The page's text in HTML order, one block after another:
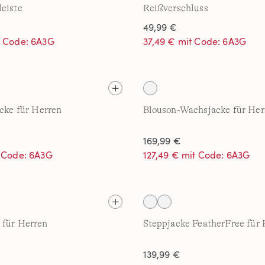
6A3G
Reißverschluss
49,99 €
37,49 € mit Code: 6A3G
für Herren
6A3G
Blouson-Wachsjacke für
169,99 €
127,49 € mit Code: 6A3G
für Herren Steppjacke FeatherFree für
139,99 €